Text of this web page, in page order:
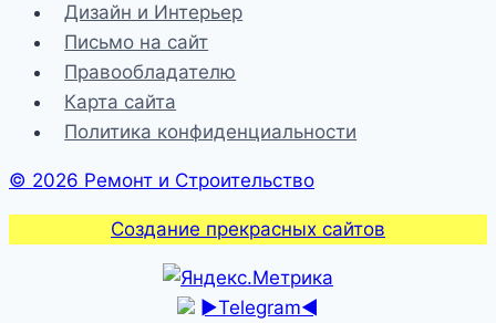
Дизайн и Интерьер
Письмо на сайт
Правообладателю
Карта сайта
Политика конфиденциальности
© 2026 Ремонт и Строительство
Создание прекрасных сайтов
►Telegram◄